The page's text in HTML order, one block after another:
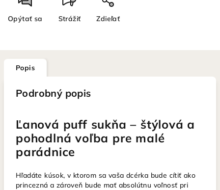
Opýtať sa Strážiť Zdieľať
Popis
Podrobný popis
Ľanová puff sukňa – štýlová a
pohodlná voľba pre malé
parádnice
Hľadáte kúsok, v ktorom sa vaša dcérka bude cítiť ako
princezná a zároveň bude mať absolútnu voľnosť pri